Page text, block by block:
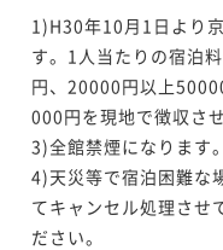
1)H30年10月1日より
す。1人当たりの宿泊
円、20000円以上
000円を現地で徴収さ
3)全館禁煙になります。
4)天災等で宿泊困難な
てキャンセル処理させ
ださい。